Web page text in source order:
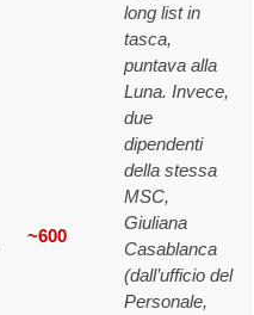
~600
long list in
tasca,
puntava alla
Luna. Invece,
due
dipendenti
della stessa
MSC,
Giuliana
Casablanca
(dall’ufficio del
Personale,